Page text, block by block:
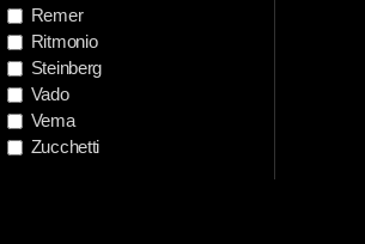
Remer
Ritmonio
Steinberg
Vado
Vema
Zucchetti